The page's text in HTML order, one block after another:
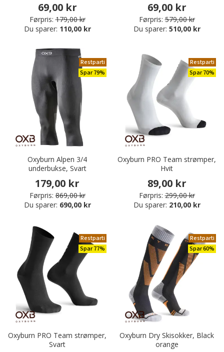
69,00 kr
Førpris: 179,00 kr
Du sparer: 110,00 kr
69,00 kr
Førpris: 579,00 kr
Du sparer: 510,00 kr
Restparti
Spar 79%
Oxyburn Alpen 3/4
underbukse, Svart
179,00 kr
Førpris: 869,00 kr
Du sparer: 690,00 kr
Restparti
Spar 70%
Oxyburn PRO Team strømper,
Hvit
89,00 kr
Førpris: 299,00 kr
Du sparer: 210,00 kr
Restparti
Spar 77%
Oxyburn PRO Team strømper,
Svart
Restparti
Spar 60%
Oxyburn Dry Skisokker, Black
orange